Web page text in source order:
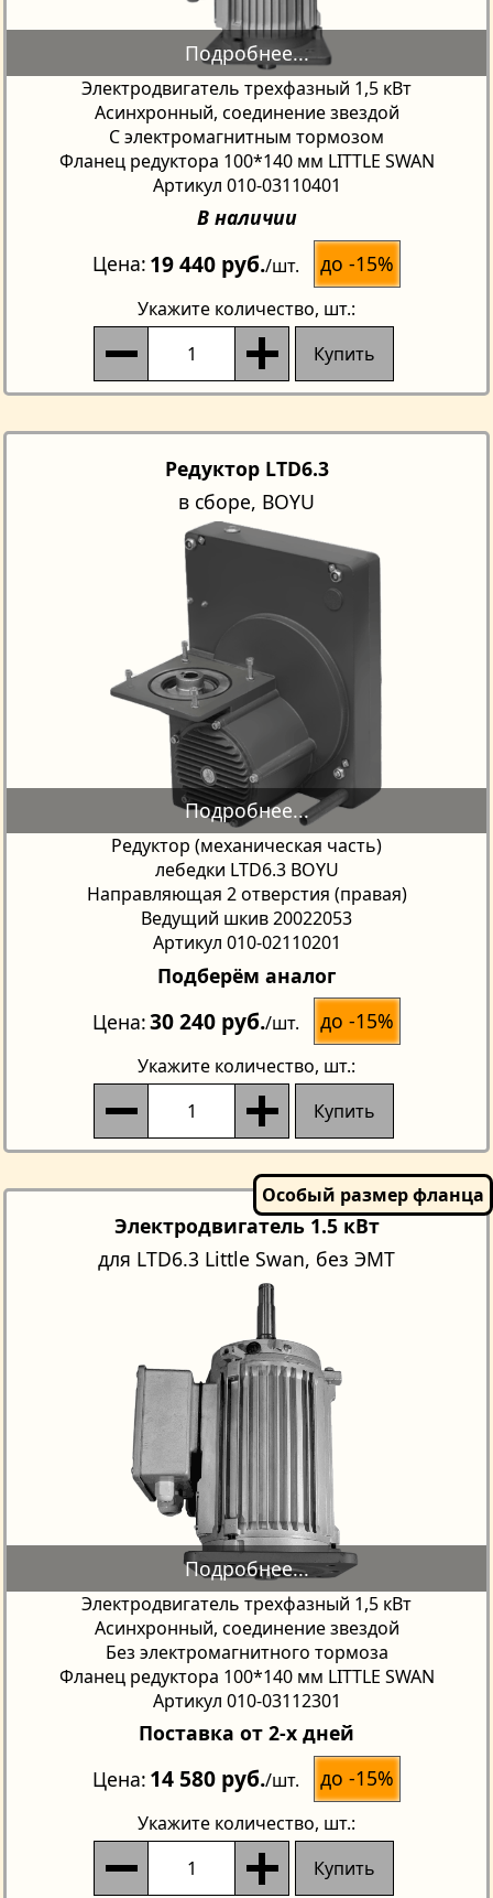
Электродвигатель трехфазный 1,5 кВт
Асинхронный, соединение звездой
С электромагнитным тормозом
Фланец редуктора 100*140 мм LITTLE SWAN
Артикул 010-03110401
В наличии
Цена 19 440 руб./шт. до -15%
Укажите количество, шт.:
Купить
Редуктор LTD6.3
в сборе, BOYU
Редуктор (механическая часть)
лебедки LTD6.3 BOYU
Направляющая 2 отверстия (правая)
Ведущий шкив 20022053
Артикул 010-02110201
Подберём аналог
Цена 30 240 руб./шт. до -15%
Укажите количество, шт.:
Купить
Электродвигатель 1.5 кВт
для LTD6.3 Little Swan, без ЭМТ
Электродвигатель трехфазный 1,5 кВт
Асинхронный, соединение звездой
Без электромагнитного тормоза
Фланец редуктора 100*140 мм LITTLE SWAN
Артикул 010-03112301
Поставка от 2-х дней
Цена 14 580 руб./шт. до -15%
Укажите количество, шт.:
Купить